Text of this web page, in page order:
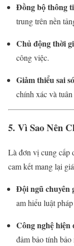
Đồng bộ thông
trung trên nền
Chủ động thời
công việc.
Giảm thiểu sai
chính xác và
5. Vì Sao Nên
Là đơn vị cung cấp
cam kết mang lại
Đội ngũ chuyên
am hiểu luật
Công nghệ hiện
đảm bảo tính